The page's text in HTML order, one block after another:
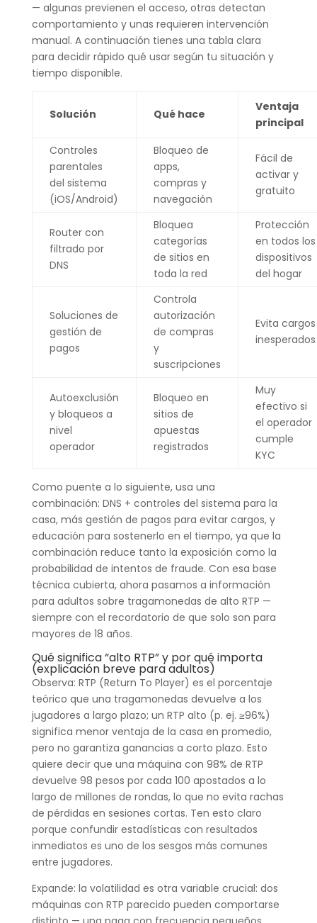
— algunas previenen el acceso, otras detectan
comportamiento y unas requieren intervención
manual. A continuación tienes una tabla clara
para decidir rápido qué usar según tu situación y
tiempo disponible.
Solución Qué hace
Ventaja
principal
Controles
parentales
del sistema
(iOS/Android)
Bloqueo de
apps,
compras y
navegación
Fácil de
activar y
gratuito
Router con
filtrado por
DNS
Bloquea
categorías
de sitios en
toda la red
Protección
en todos los
dispositivos
del hogar
Soluciones de
gestión de
pagos
Controla
autorización
de compras
y
suscripciones
Evita cargos
inesperados
Autoexclusión
y bloqueos a
nivel
operador
Bloqueo en
sitios de
apuestas
registrados
Muy
efectivo si
el operador
cumple
KYC
Como puente a lo siguiente, usa una
combinación: DNS + controles del sistema para la
casa, más gestión de pagos para evitar cargos, y
educación para sostenerlo en el tiempo, ya que la
combinación reduce tanto la exposición como la
probabilidad de intentos de fraude. Con esa base
técnica cubierta, ahora pasamos a información
para adultos sobre tragamonedas de alto RTP —
siempre con el recordatorio de que solo son para
mayores de 18 años.
Qué significa “alto RTP” y por qué importa
(explicación breve para adultos)
Observa: RTP (Return To Player) es el porcentaje
teórico que una tragamonedas devuelve a los
jugadores a largo plazo; un RTP alto (p. ej. ≥96%)
significa menor ventaja de la casa en promedio,
pero no garantiza ganancias a corto plazo. Esto
quiere decir que una máquina con 98% de RTP
devuelve 98 pesos por cada 100 apostados a lo
largo de millones de rondas, lo que no evita rachas
de pérdidas en sesiones cortas. Ten esto claro
porque confundir estadísticas con resultados
inmediatos es uno de los sesgos más comunes
entre jugadores.
Expande: la volatilidad es otra variable crucial: dos
máquinas con RTP parecido pueden comportarse